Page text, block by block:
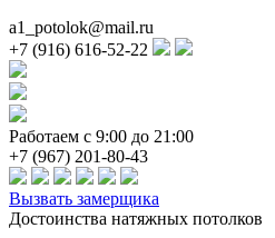
a1_potolok@mail.ru
+7 (916) 616-52-22
Работаем с 9:00 до 21:00
+7 (967) 201-80-43
Вызвать замерщика
Достоинства натяжных потолков